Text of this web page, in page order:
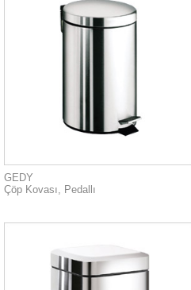
GEDY
Çöp Kovası, Pedallı